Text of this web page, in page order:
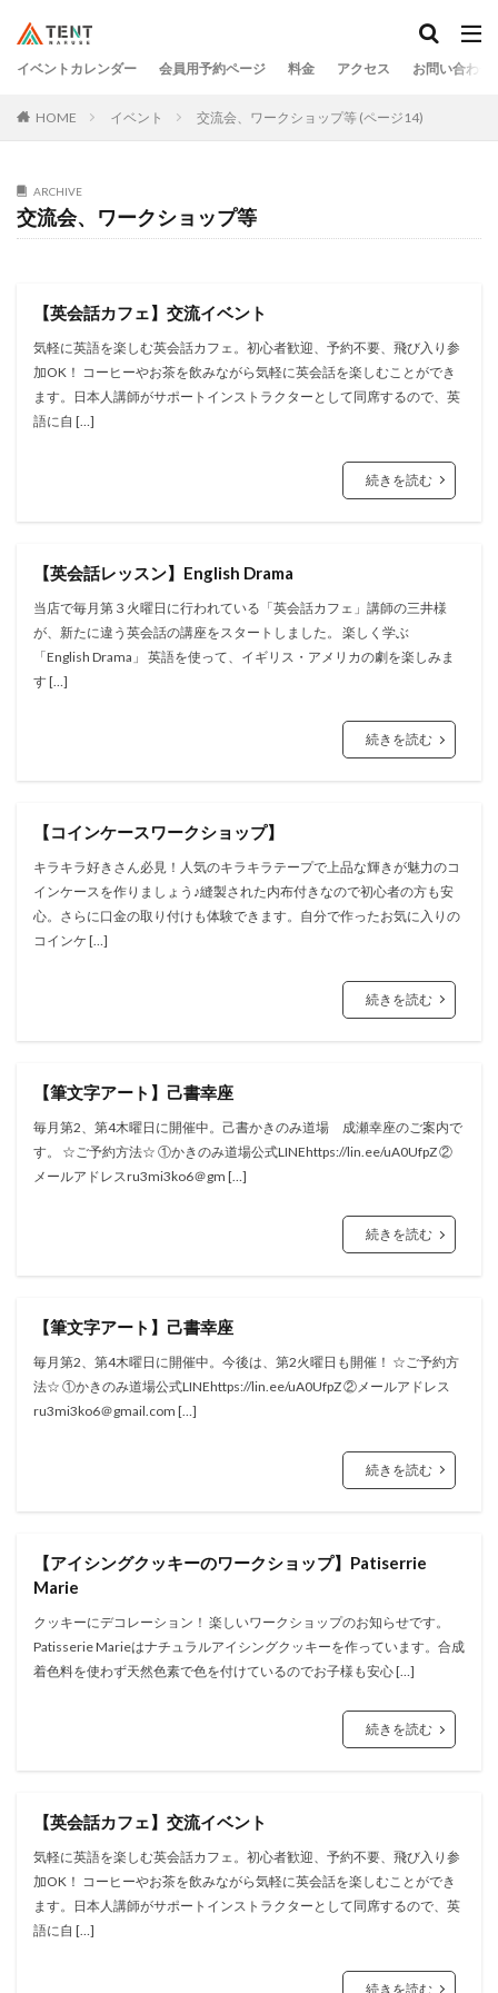
イベントカレンダー 会員用予約ページ 料金 アクセス お問い合わせ
HOME イベント 交流会、ワークショップ等 (ページ14)
ARCHIVE
交流会、ワークショップ等
【英会話カフェ】交流イベント
気軽に英語を楽しむ英会話カフェ。初心者歓迎、予約不要、飛び入り参
加OK！ コーヒーやお茶を飲みながら気軽に英会話を楽しむことができ
ます。日本人講師がサポートインストラクターとして同席するので、英
語に自 […]
続きを読む
【英会話レッスン】English Drama
当店で毎月第３火曜日に行われている「英会話カフェ」講師の三井様
が、新たに違う英会話の講座をスタートしました。 楽しく学ぶ
「English Drama」 英語を使って、イギリス・アメリカの劇を楽しみま
す […]
続きを読む
【コインケースワークショップ】
キラキラ好きさん必見！人気のキラキラテープで上品な輝きが魅力のコ
インケースを作りましょう♪縫製された内布付きなので初心者の方も安
心。さらに口金の取り付けも体験できます。自分で作ったお気に入りの
コインケ […]
続きを読む
【筆文字アート】己書幸座
毎月第2、第4木曜日に開催中。己書かきのみ道場 成瀬幸座のご案内で
す。 ☆ご予約方法☆ ①かきのみ道場公式LINEhttps://lin.ee/uA0UfpZ ②
メールアドレスru3mi3ko6＠gm […]
続きを読む
【筆文字アート】己書幸座
毎月第2、第4木曜日に開催中。今後は、第2火曜日も開催！ ☆ご予約方
法☆ ①かきのみ道場公式LINEhttps://lin.ee/uA0UfpZ ②メールアドレス
ru3mi3ko6＠gmail.com […]
続きを読む
【アイシングクッキーのワークショップ】Patiserrie
Marie
クッキーにデコレーション！ 楽しいワークショップのお知らせです。
Patisserie Marieはナチュラルアイシングクッキーを作っています。合成
着色料を使わず天然色素で色を付けているのでお子様も安心 […]
続きを読む
【英会話カフェ】交流イベント
気軽に英語を楽しむ英会話カフェ。初心者歓迎、予約不要、飛び入り参
加OK！ コーヒーやお茶を飲みながら気軽に英会話を楽しむことができ
ます。日本人講師がサポートインストラクターとして同席するので、英
語に自 […]
続きを読む